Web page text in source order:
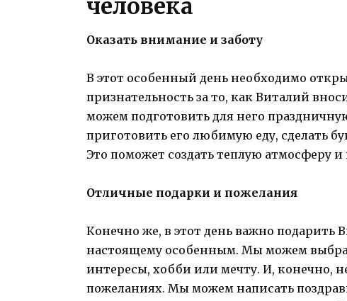
человека
Оказать внимание и заботу
В этот особенный день необходимо
признательность за то, как Виталий
можем подготовить для него
приготовить его любимую еду, сделать
Это поможет создать теплую атмосферу
Отличные подарки и пожелания
Конечно же, в этот день важно подарить
настоящему особенным. Мы можем
интересы, хобби или мечту. И, конечно,
пожеланиях. Мы можем написать